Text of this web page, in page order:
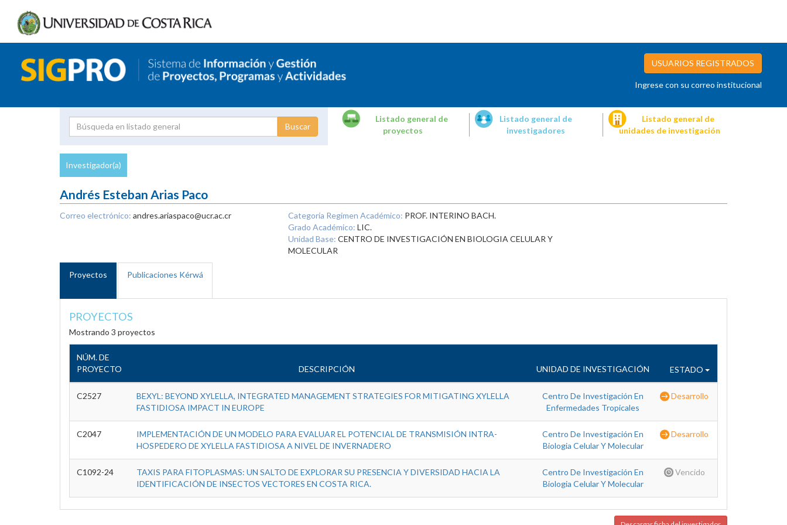
USUARIOS REGISTRADOS
Ingrese con su correo institucional
Proyecto
Listado general de
proyectos
Listado general de
investigadores
Listado general de
unidades de investigación
Investigador(a)
Andrés Esteban Arias Paco
Correo electrónico: andres.ariaspaco@ucr.ac.cr Categoría Regimen Académico: PROF. INTERINO BACH.
Grado Académico: LIC.
Unidad Base: CENTRO DE INVESTIGACIÓN EN BIOLOGIA CELULAR Y
MOLECULAR
Proyectos Publicaciones Kérwá
PROYECTOS
Mostrando 3 proyectos
NÚM. DE
PROYECTO
DESCRIPCIÓN UNIDAD DE INVESTIGACIÓN ESTADO
C2527
BEXYL: BEYOND XYLELLA, INTEGRATED MANAGEMENT STRATEGIES FOR MITIGATING XYLELLA
FASTIDIOSA IMPACT IN EUROPE
Centro De Investigación En
Enfermedades Tropicales
Desarrollo
C2047
IMPLEMENTACIÓN DE UN MODELO PARA EVALUAR EL POTENCIAL DE TRANSMISIÓN INTRA-
HOSPEDERO DE XYLELLA FASTIDIOSA A NIVEL DE INVERNADERO
Centro De Investigación En
Biologia Celular Y Molecular
Desarrollo
C1092-24
TAXIS PARA FITOPLASMAS: UN SALTO DE EXPLORAR SU PRESENCIA Y DIVERSIDAD HACIA LA
IDENTIFICACIÓN DE INSECTOS VECTORES EN COSTA RICA.
Centro De Investigación En
Biologia Celular Y Molecular
Vencido